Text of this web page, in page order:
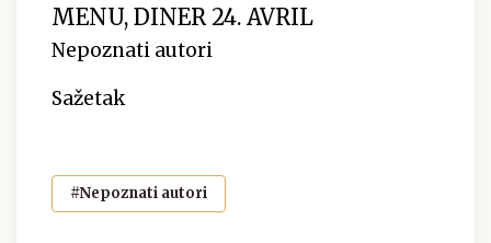
MENU, DINER 24. AVRIL
Nepoznati autori
Sažetak
#Nepoznati autori